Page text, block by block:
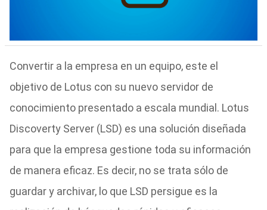
Convertir a la empresa en un equipo, este el
objetivo de Lotus con su nuevo servidor de
conocimiento presentado a escala mundial. Lotus
Discoverty Server (LSD) es una solución diseñada
para que la empresa gestione toda su información
de manera eficaz. Es decir, no se trata sólo de
guardar y archivar, lo que LSD persigue es la